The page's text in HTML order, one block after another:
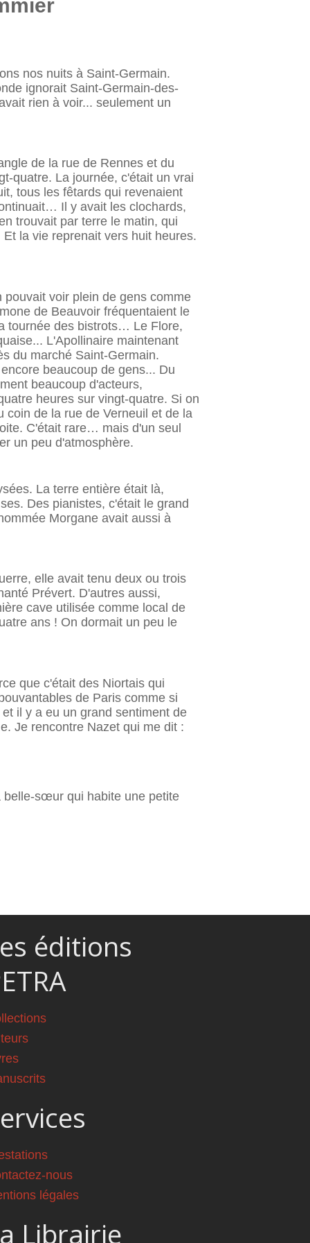
nos nuits à Saint-Germain.
ignorait Saint-Germain-des-
rien à voir... seulement un
de la rue de Rennes et du
quatre. La journée, c'était un vrai
tous les fêtards qui revenaient
Il y avait les clochards,
trouvait par terre le matin, qui
la vie reprenait vers huit heures.
voir plein de gens comme
de Beauvoir fré­quentaient le
tournée des bistrots… Le Flore,
L'Apollinaire maintenant
du marché Saint-Germain.
beaucoup de gens... Du
beaucoup d'acteurs,
heures sur vingt-quatre. Si on
coin de la rue de Verneuil et de la
C'était rare… mais d'un seul
un peu d'atmosphère.
La terre entière était là,
Des pianistes, c'était le grand
Morgane avait aussi à
elle avait tenu deux ou trois
Prévert. D'autres aussi,
cave utilisée comme local de
ans ! On dormait un peu le
que c'était des Niortais qui
de Paris comme si
il y a eu un grand sentiment de
Je rencontre Nazet qui me dit :
belle-sœur qui habite une petite
éditions
nous
légales
Librairie